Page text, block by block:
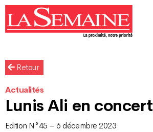
Retour
Actualités
Lunis Ali en concert
Edition N°45 – 6 décembre 2023